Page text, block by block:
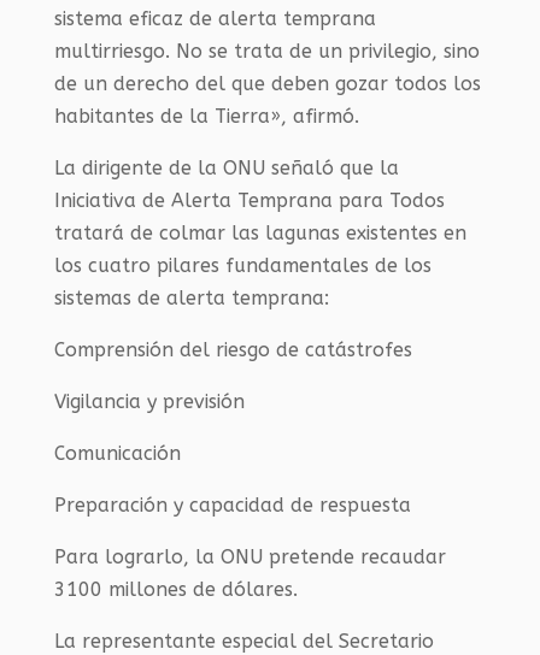
sistema eficaz de alerta temprana
multirriesgo. No se trata de un privilegio, sino
de un derecho del que deben gozar todos los
habitantes de la Tierra», afirmó.
La dirigente de la ONU señaló que la
Iniciativa de Alerta Temprana para Todos
tratará de colmar las lagunas existentes en
los cuatro pilares fundamentales de los
sistemas de alerta temprana:
Comprensión del riesgo de catástrofes
Vigilancia y previsión
Comunicación
Preparación y capacidad de respuesta
Para lograrlo, la ONU pretende recaudar
3100 millones de dólares.
La representante especial del Secretario